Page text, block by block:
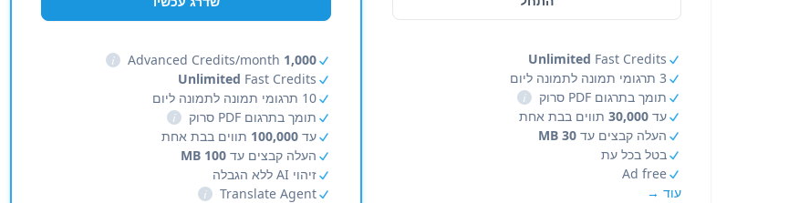
Unlimited Fast Credits
3 תרגומי תמונה לתמונה ליום
תומך בתרגום PDF סרוק
i
עד 30,000 תווים בבת אחת
העלה קבצים עד 30 MB
בטל בכל עת
Ad free
עוד →
1,000
i
Unlimited Fast Credits
10 תרגומי תמונה לתמונה ליום
תומך בתרגום PDF סרוק
i
עד100,000 תווים בבת אחת
העלה קבצים עד100 MB
זיהוי AI ללא הגבלה
Translate Agent
i